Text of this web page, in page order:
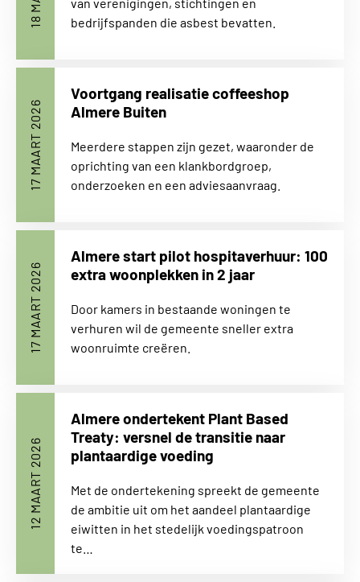
van verenigingen, stichtingen en
bedrijfspanden die asbest bevatten.
Voortgang realisatie coffeeshop
Almere Buiten
17 MAART 2026
Meerdere stappen zijn gezet, waaronder de
oprichting van een klankbordgroep,
onderzoeken en een adviesaanvraag.
Almere start pilot hospitaverhuur: 100
extra woonplekken in 2 jaar
17 MAART 2026
Door kamers in bestaande woningen te
verhuren wil de gemeente sneller extra
woonruimte creëren.
Almere ondertekent Plant Based
Treaty: versnel de transitie naar
plantaardige voeding
12 MAART 2026
Met de ondertekening spreekt de gemeente
de ambitie uit om het aandeel plantaardige
eiwitten in het stedelijk voedingspatroon
te…